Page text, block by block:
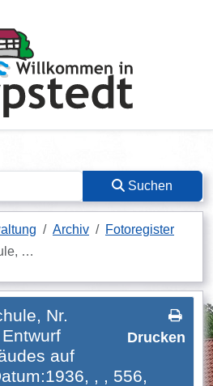
Suchen
Archiv
Fotoregister
…
Drucken
Nr.
auf
, , 556,